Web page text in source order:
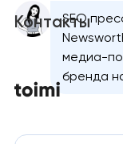
Контакты
SEO
медиа-
бренда